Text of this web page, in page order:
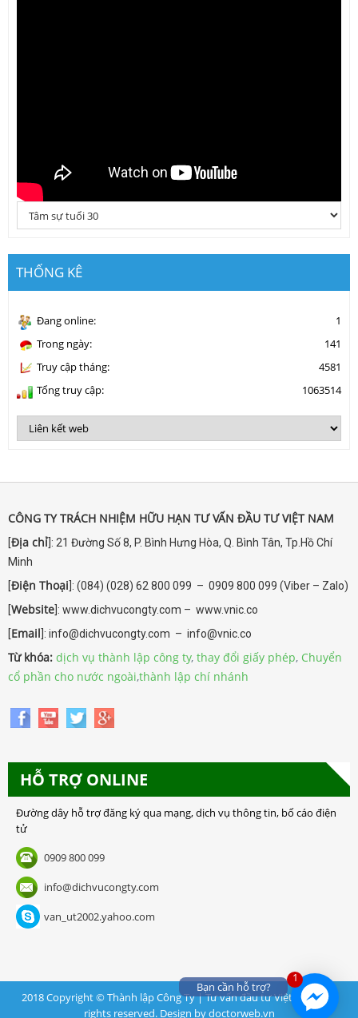
THỐNG KÊ
Đang online:
1
Trong ngày:
141
Truy cập tháng:
4581
Tổng truy cập:
1063514
CÔNG TY TRÁCH NHIỆM HỮU HẠN TƯ VẤN ĐẦU TƯ VIỆT NAM
[Địa chỉ ]: 21 Đường Số 8, P. Bình Hưng Hòa, Q. Bình Tân, Tp.Hồ Chí
Minh
[Điện Thoại ]: (084) (028) 62 800 099 – 0909 800 099 (Viber – Zalo)
[Website ]: www.dichvucongty.com – www.vnic.co
[Email ]: info@dichvucongty.com – info@vnic.co
Từ khóa: dịch vụ thành lập công ty, thay đổi giấy phép, Chuyển
cổ phần cho nước ngoài,thành lập chí nhánh
HỖ TRỢ ONLINE
Đường dây hỗ trợ đăng ký qua mạng, dịch vụ thông tin, bố cáo điện
tử
0909 800 099
info@dichvucongty.com
van_ut2002.yahoo.com
2018 Copyright © Thành lập Công Ty | Tư vấn đầu tư Việt Nam . All
rights reserved. Design by doctorweb.vn
1
Bạn cần hỗ trợ?